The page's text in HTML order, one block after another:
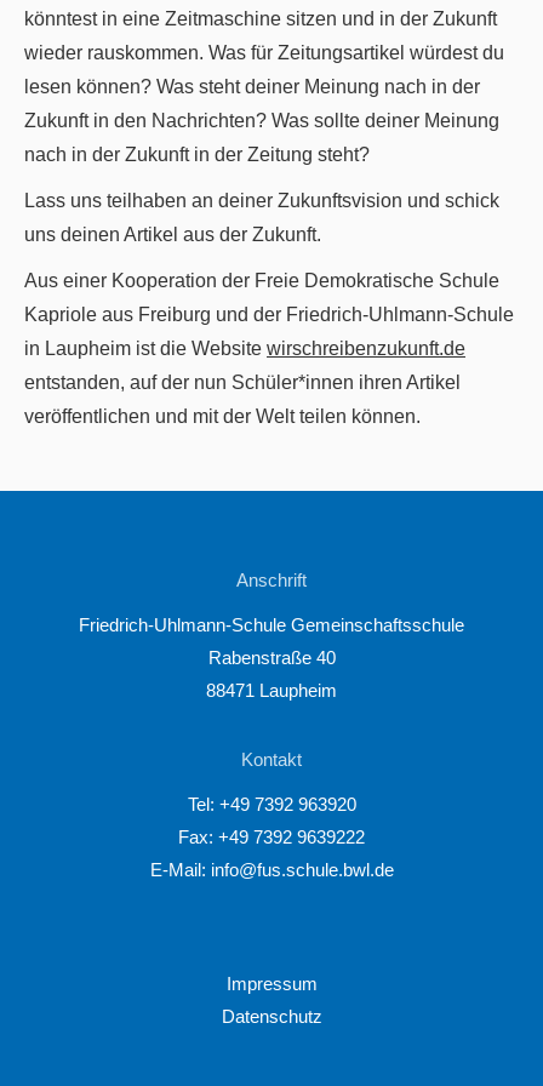
könntest in eine Zeitmaschine sitzen und in der Zukunft
wieder rauskommen. Was für Zeitungsartikel würdest du
lesen können? Was steht deiner Meinung nach in der
Zukunft in den Nachrichten? Was sollte deiner Meinung
nach in der Zukunft in der Zeitung steht?
Lass uns teilhaben an deiner Zukunftsvision und schick
uns deinen Artikel aus der Zukunft.
Aus einer Kooperation der Freie Demokratische Schule
Kapriole aus Freiburg und der Friedrich-Uhlmann-Schule
in Laupheim ist die Website wirschreibenzukunft.de
entstanden, auf der nun Schüler*innen ihren Artikel
veröffentlichen und mit der Welt teilen können.
Anschrift
Friedrich-Uhlmann-Schule Gemeinschaftsschule
Rabenstraße 40
88471 Laupheim
Kontakt
Tel: +49 7392 963920
Fax: +49 7392 9639222
E-Mail: info@fus.schule.bwl.de
Impressum
Datenschutz